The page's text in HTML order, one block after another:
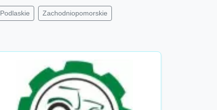
Podlaskie Zachodniopomorskie